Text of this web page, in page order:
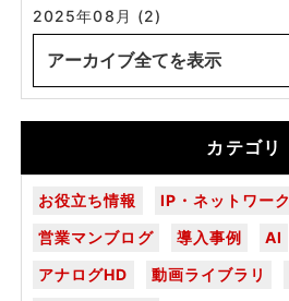
2025年08月 (2)
アーカイブ全てを表示
カテゴリ
お役立ち情報 IP・ネットワーク
営業マンブログ
導入事例 AI
アナログHD
動画ライブラリ